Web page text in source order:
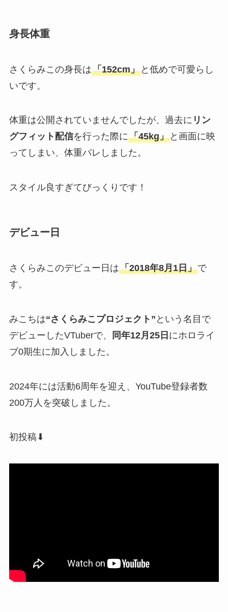
身長体重
さくらみこの身長は「152cm」と低めで可愛らし
いです。
体重は公開されていませんでしたが、過去に リン
グフィット配信を行った際に「45kg」と画面に映
ってしまい、体重バレしました。
スタイル良すぎてびっくりです！
デビュー日
さくらみこのデビュー日は「2018年8月1日」で
す。
みこちは“さくらみこプロジェクト” という名目で
デビューしたVTuberで、
同年12月25日 にホロライ
ブ0期生に加入しました。
2024年には活動6周年を迎え、YouTube登録者数
200万人を突破しました。
初投稿⬇︎